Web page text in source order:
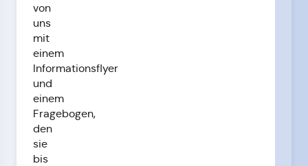
von
uns
mit
einem
Informationsflyer
und
einem
Fragebogen,
den
sie
bis